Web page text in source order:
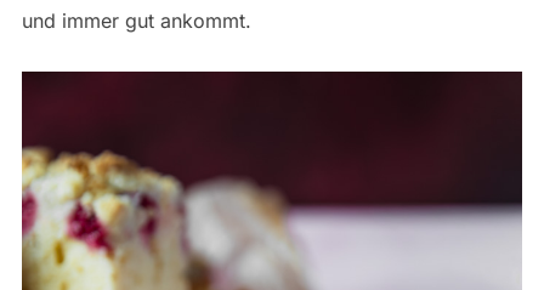
und immer gut ankommt.